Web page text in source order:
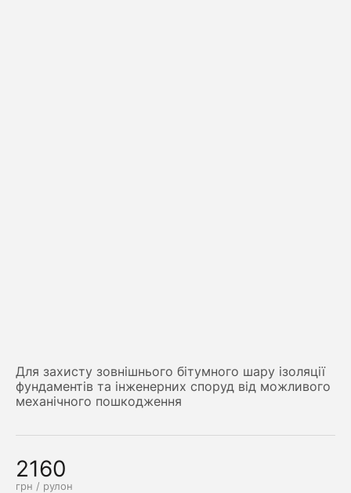
Для захисту зовнішнього бітумного шару ізоляції
фундаментів та інженерних споруд від можливого
механічного пошкодження
2160
грн / рулон